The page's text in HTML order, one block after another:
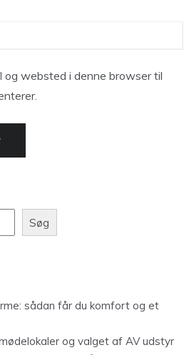
og websted i denne browser til
Søg
sådan får du komfort og et
og valget af AV udstyr